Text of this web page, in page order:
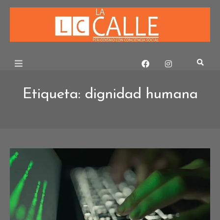
Skip
Etiqueta: dignidad humana